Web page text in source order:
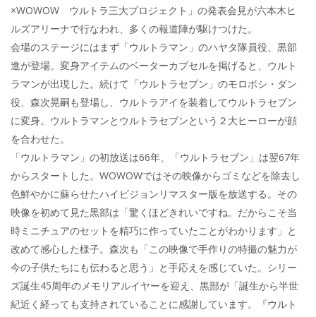
×WOWOW ウルトラ三大プロジェクト」の発表会見が六本木ヒ
ルズアリーナで行なわれ、多くの報道陣が駆けつけた。
会場のステージにはまず「ウルトラマン」のハヤタ隊員役、黒部
進が登場。変身アイテムのベーターカプセルを掲げると、ウルト
ラマンが出現した。続けて「ウルトラセブン」のモロボシ・ダン
役、森次晃嗣も登場し、ウルトラアイを装着してウルトラセブン
に変身。ウルトラマンとウルトラセブンという２大ヒーローが顔
を合わせた。
「ウルトラマン」の初放送は66年、「ウルトラセブン」は翌67年
からスタートした。WOWOWではその映像からゴミなどを除去し
色鮮やかに蘇らせたハイビジョンリマスター版を放送する。その
映像を初めて見た黒部は「驚くほどきれいですね。だからこそ当
時ミニチュアのセットを精巧に作っていたことがわかります」と
改めて感心した様子。森次も「この映像で手作りの特撮の魅力が
今の子供たちにも伝わると思う」と手応えを感じていた。シリー
ズ誕生45周年のメモリアルイヤーを迎え、黒部が「誕生から半世
紀近く経っても支持されていることに感謝しています。『ウルト